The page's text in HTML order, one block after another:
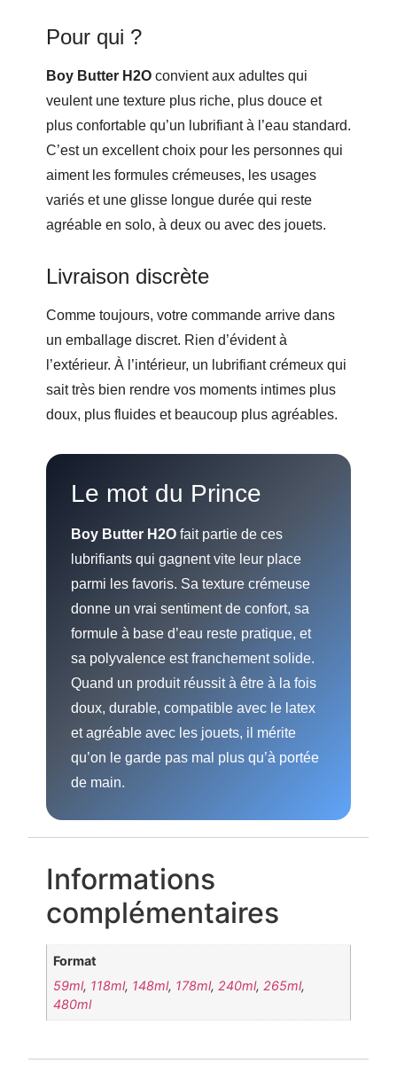
Pour qui ?
Boy Butter H2O convient aux adultes qui
veulent une texture plus riche, plus douce et
plus confortable qu’un lubrifiant à l’eau standard.
C’est un excellent choix pour les personnes qui
aiment les formules crémeuses, les usages
variés et une glisse longue durée qui reste
agréable en solo, à deux ou avec des jouets.
Livraison discrète
Comme toujours, votre commande arrive dans
un emballage discret. Rien d’évident à
l’extérieur. À l’intérieur, un lubrifiant crémeux qui
sait très bien rendre vos moments intimes plus
doux, plus fluides et beaucoup plus agréables.
Le mot du Prince
Boy Butter H2O fait partie de ces
lubrifiants qui gagnent vite leur place
parmi les favoris. Sa texture crémeuse
donne un vrai sentiment de confort, sa
formule à base d’eau reste pratique, et
sa polyvalence est franchement solide.
Quand un produit réussit à être à la fois
doux, durable, compatible avec le latex
et agréable avec les jouets, il mérite
qu’on le garde pas mal plus qu’à portée
de main.
Informations
complémentaires
Format
59ml, 118ml, 148ml, 178ml, 240ml, 265ml,
480ml